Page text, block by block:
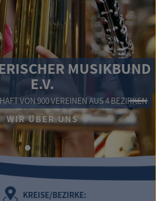
MUSIKBUND
E.V.
VON 900 VEREINEN AUS 4 BEZIRKEN
WIR ÜBER UNS
KREISE/BEZIRKE: